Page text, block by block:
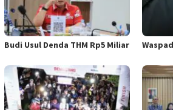
Budi Usul Denda THM Rp5 Miliar